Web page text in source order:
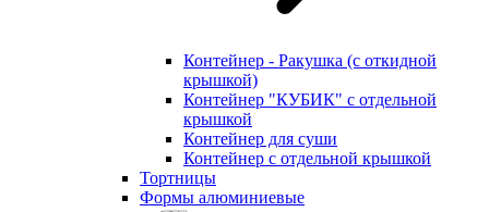
Контейнер - Ракушка (с откидной
крышкой)
Контейнер "КУБИК" с отдельной
крышкой
Контейнер для суши
Контейнер с отдельной крышкой
Тортницы
Формы алюминиевые